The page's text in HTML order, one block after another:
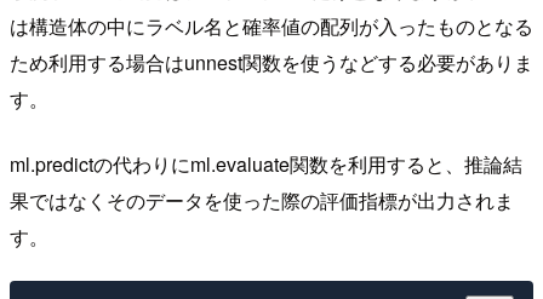
は構造体の中にラベル名と確率値の配列が入ったものとなる
ため利用する場合はunnest関数を使うなどする必要がありま
す。
ml.predictの代わりにml.evaluate関数を利用すると、推論結
果ではなくそのデータを使った際の評価指標が出力されま
す。